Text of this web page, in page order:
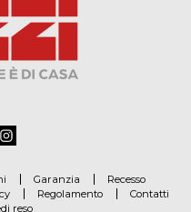
Garanzia
Recesso
Regolamento
Contatti
reso